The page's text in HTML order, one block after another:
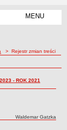
MENU
> Rejestr zmian treści
- ROK 2021
Autor:
Waldemar Gatzka